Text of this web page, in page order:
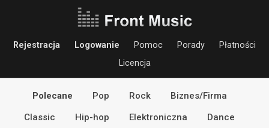
Rejestracja Logowanie Pomoc Porady
Płatności
Licencja
Polecane Pop Rock
Biznes/Firma
Classic
Hip-hop Elektroniczna
Dance